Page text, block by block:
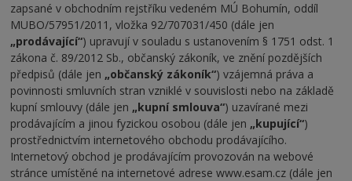
zapsané v obchodním rejstříku vedeném MÚ Bohumín, oddíl
MUBO/57951/2011, vložka 92/707031/450 (dále jen
„prodávající“) upravují v souladu s ustanovením § 1751 odst. 1
zákona č. 89/2012 Sb., občanský zákoník, ve znění pozdějších
předpisů (dále jen „občanský zákoník“) vzájemná práva a
povinnosti smluvních stran vzniklé v souvislosti nebo na základě
kupní smlouvy (dále jen „kupní smlouva“) uzavírané mezi
prodávajícím a jinou fyzickou osobou (dále jen „kupující“)
prostřednictvím internetového obchodu prodávajícího.
Internetový obchod je prodávajícím provozován na webové
stránce umístěné na internetové adrese www.esam.cz (dále jen